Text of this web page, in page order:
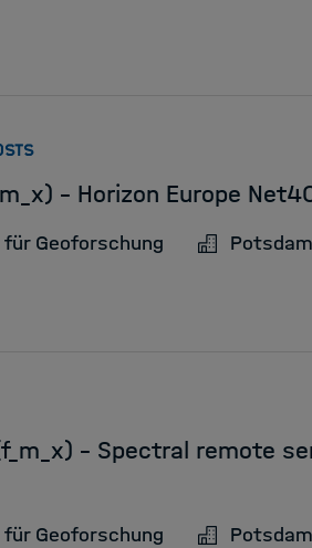
:
- Horizon Europe
Geoforschung Potsdam
- Spectral remote
Geoforschung Potsdam